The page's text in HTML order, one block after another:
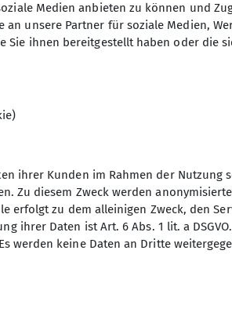
Ämter
Medien anbieten zu können und
unsere Partner für soziale Medien,
ihnen bereitgestellt haben oder die
ihrer Kunden im Rahmen der Nutzung
Zu diesem Zweck werden
erfolgt zu dem alleinigen Zweck, den
ihrer Daten ist Art. 6 Abs. 1 lit. a
werden keine Daten an Dritte